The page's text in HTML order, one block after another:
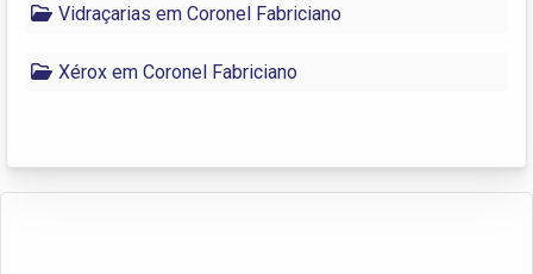
Vidraçarias em Coronel Fabriciano
Xérox em Coronel Fabriciano